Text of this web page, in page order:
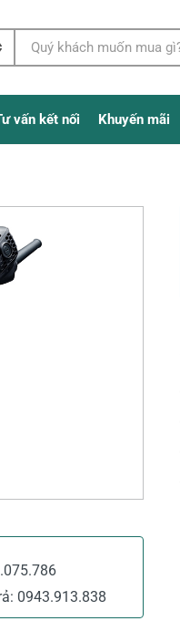
vấn kết nối Khuyến mãi
0943.913.838